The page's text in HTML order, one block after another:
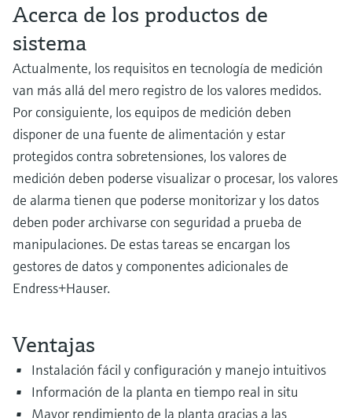
Acerca de los productos de
sistema
Actualmente, los requisitos en tecnología de medición
van más allá del mero registro de los valores medidos.
Por consiguiente, los equipos de medición deben
disponer de una fuente de alimentación y estar
protegidos contra sobretensiones, los valores de
medición deben poderse visualizar o procesar, los valores
de alarma tienen que poderse monitorizar y los datos
deben poder archivarse con seguridad a prueba de
manipulaciones. De estas tareas se encargan los
gestores de datos y componentes adicionales de
Endress+Hauser.
Ventajas
Instalación fácil y configuración y manejo intuitivos
Información de la planta en tiempo real in situ
Mayor rendimiento de la planta gracias a las